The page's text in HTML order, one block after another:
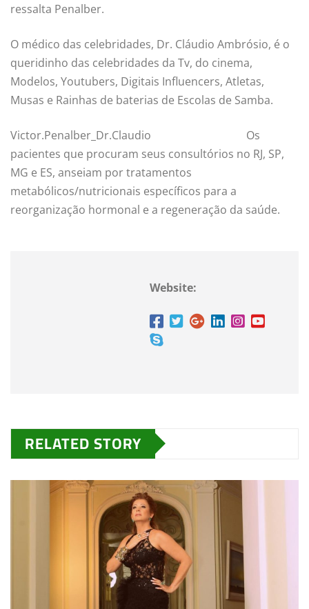
ressalta Penalber.
O médico das celebridades, Dr. Cláudio Ambrósio, é o
queridinho das celebridades da Tv, do cinema,
Modelos, Youtubers, Digitais Influencers, Atletas,
Musas e Rainhas de baterias de Escolas de Samba.
Victor.Penalber_Dr.Claudio
Os
pacientes que procuram seus consultórios no RJ, SP,
MG e ES, anseiam por tratamentos
metabólicos/nutricionais específicos para a
reorganização hormonal e a regeneração da saúde.
Website:
RELATED STORY